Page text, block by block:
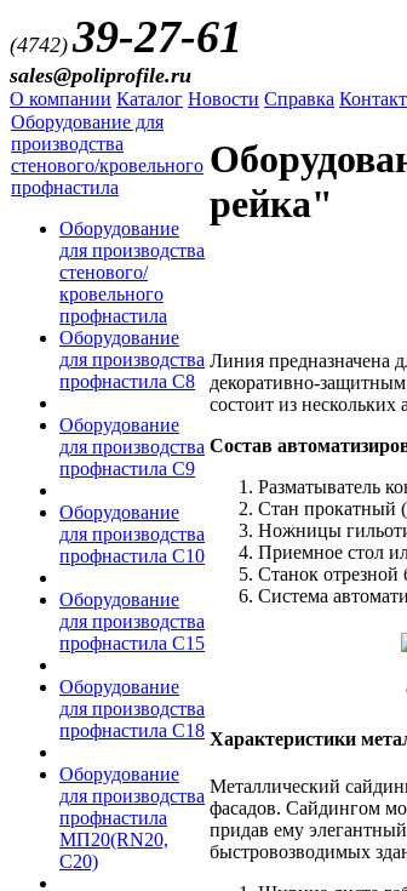
(4742) 39-27-61
sales@poliprofile.ru
О компании Каталог Новости Справка
Оборудование для
производства
стенового/кровельного
профнастила
Оборудование
для производства
стенового/
кровельного
профнастила
Оборудование
для производства
профнастила C8
Оборудование
для производства
профнастила С9
Оборудование
для производства
профнастила С10
Оборудование
для производства
профнастила C15
Оборудование
для производства
профнастила С18
Оборудование
для производства
профнастила
МП20(RN20,
С20)
рейка"
Линия предназначена
декоративно-
состоит из нескольких
Состав
Разматыватель
Стан прокатный
Ножницы
Приемное стол
Станок
Система
Характеристики
Металлический
фасадов. Сайдингом
придав ему
быстровозводимых